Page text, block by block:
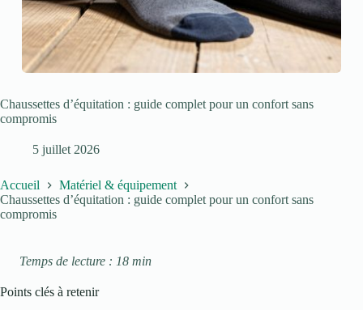
Chaussettes d’équitation : guide complet pour un confort sans
compromis
5 juillet 2026
Accueil
Matériel & équipement
Chaussettes d’équitation : guide complet pour un confort sans
compromis
Temps de lecture : 18 min
Points clés à retenir